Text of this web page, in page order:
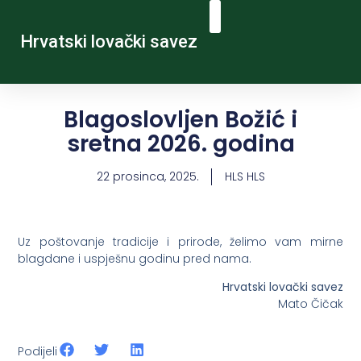
Hrvatski lovački savez
Blagoslovljen Božić i
sretna 2026. godina
22 prosinca, 2025. HLS HLS
Uz poštovanje tradicije i prirode, želimo vam mirne
blagdane i uspješnu godinu pred nama.
Hrvatski lovački savez
Mato Čičak
Podijeli